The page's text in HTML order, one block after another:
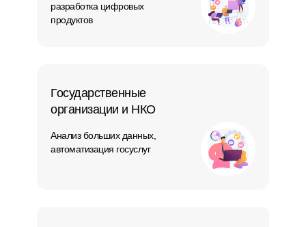
Государственные
организации и НКО
Анализ больших данных,
автоматизация госуслуг
разработка цифровых
продуктов